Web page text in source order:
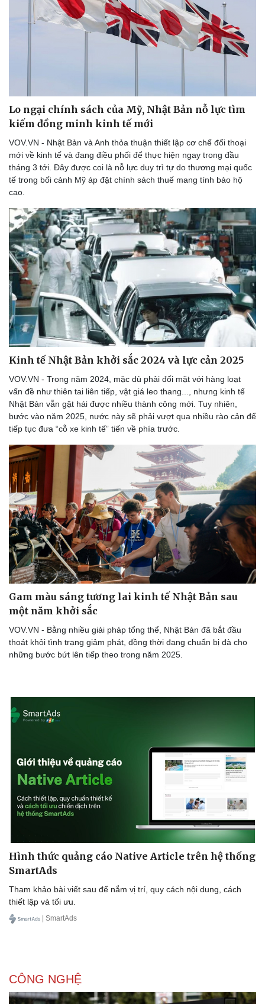
Bóng đá
Lịch thi đấu bóng đá
Thế giới thể thao
Ô tô
Xe máy
Tư vấn
Doanh nghiệp
Doanh nghiệp 24h
Doanh nhân
Tin Công nghệ
Trải nghiệm
Chuyển đổi số
Lo ngại chính sách của Mỹ, Nhật Bản nỗ lực tìm
kiếm đồng minh kinh tế mới
VOV.VN - Nhật Bản và Anh thỏa thuận thiết lập cơ chế đối thoại
mới về kinh tế và đang điều phối để thực hiện ngay trong đầu
tháng 3 tới. Đây được coi là nỗ lực duy trì tự do thương mại quốc
tế trong bối cảnh Mỹ áp đặt chính sách thuế mang tính bảo hộ
cao.
Kinh tế Nhật Bản khởi sắc 2024 và lực cản 2025
VOV.VN - Trong năm 2024, mặc dù phải đối mặt với hàng loạt
vấn đề như thiên tai liên tiếp, vật giá leo thang..., nhưng kinh tế
Nhật Bản vẫn gặt hái được nhiều thành công mới. Tuy nhiên,
bước vào năm 2025, nước này sẽ phải vượt qua nhiều rào cản để
tiếp tục đưa “cỗ xe kinh tế” tiến về phía trước.
Gam màu sáng tương lai kinh tế Nhật Bản sau
một năm khởi sắc
VOV.VN - Bằng nhiều giải pháp tổng thể, Nhật Bản đã bắt đầu
thoát khỏi tình trạng giảm phát, đồng thời đang chuẩn bị đà cho
những bước bứt lên tiếp theo trong năm 2025.
Hình thức quảng cáo Native Article trên hệ thống
SmartAds
Tham khảo bài viết sau để nắm vị trí, quy cách nội dung, cách
thiết lập và tối ưu.
| SmartAds
CÔNG NGHỆ